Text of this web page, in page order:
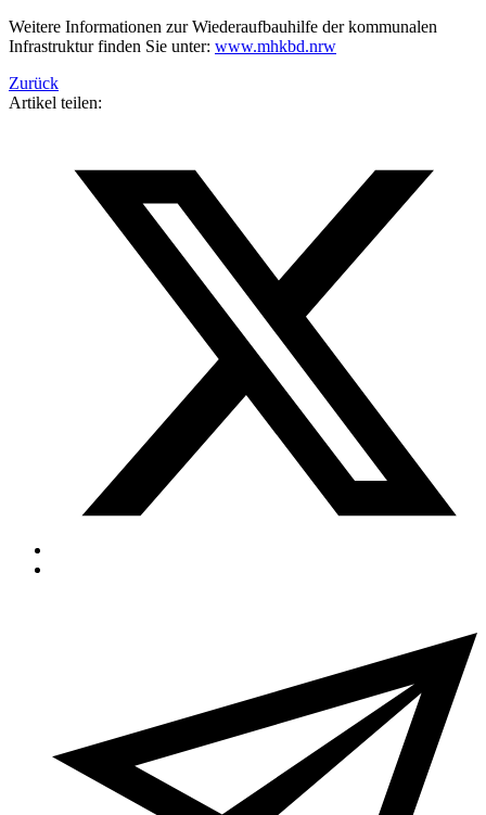
Weitere Informationen zur Wiederaufbauhilfe der kommunalen
Infrastruktur finden Sie unter: www.mhkbd.nrw
Zurück
Artikel teilen: